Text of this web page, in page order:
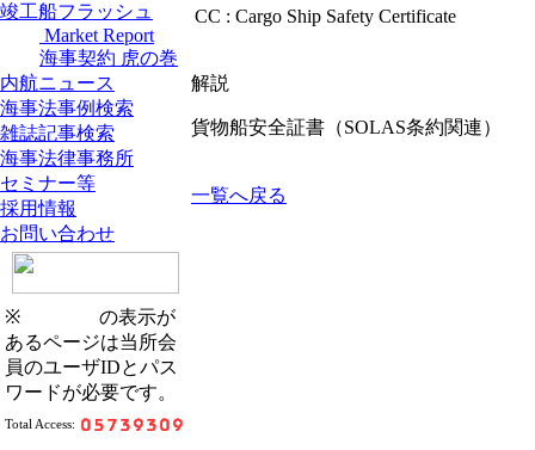
竣工船フラッシュ
Market Report
海事契約 虎の巻
内航ニュース
海事法事例検索
雑誌記事検索
海事法律事務所
セミナー等
採用情報
お問い合わせ
※
の表示が
あるページは当所会
員のユーザIDとパス
ワードが必要です。
Total Access:
CC : Cargo Ship Safety Certificate
解説
貨物船安全証書（SOLAS条約関連）
一覧へ戻る